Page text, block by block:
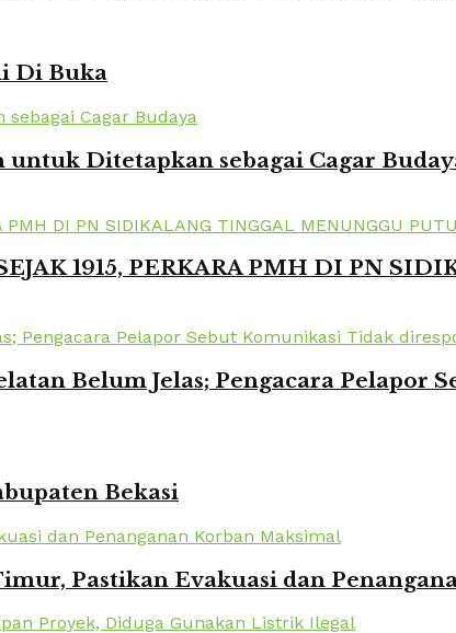
Di Buka
Ditetapkan sebagai Cagar
1915, PERKARA PMH DI PN
Belum Jelas; Pengacara Pelapor
Bekasi
Pastikan Evakuasi dan